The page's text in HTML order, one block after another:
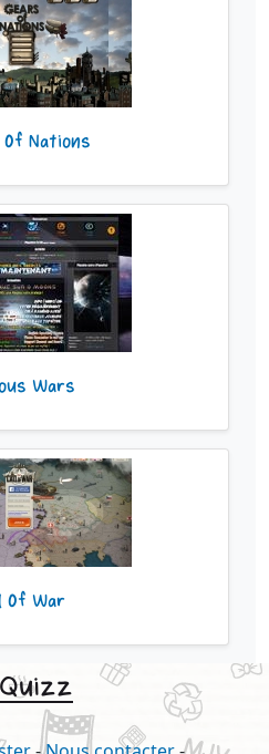
Nations
Wars
Of War
Quizz